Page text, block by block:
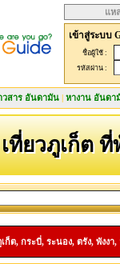
แห
เข้าสู่ระบบ
ชื่อผู้ใช้ :
รหัสผ่าน :
วสาร อันดามัน | หางาน อันดา
ที่ยวภูเก็ต
ต, กระบี่, ระนอง, ตรัง, พังงา,